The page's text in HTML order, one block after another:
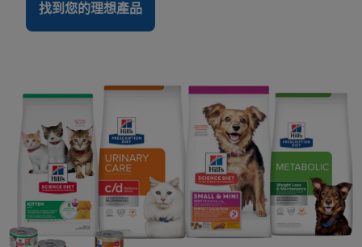
找到您的理想產品